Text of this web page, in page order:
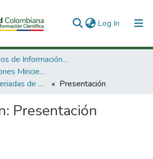
Log In (current)
3. Recursos de Información Científica y Tecnológica
3.2.2. Publicaciones Minciencias
Publicaciones seriadas de Minciencias
Presentación
Presentación